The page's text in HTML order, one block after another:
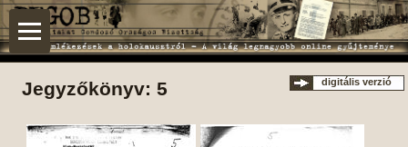
Jegyzőkönyv: 5 digitális verzió